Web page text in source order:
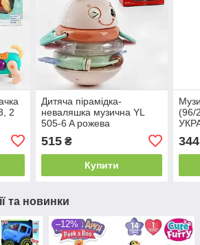
2
Дитяча пірамідка-
неваляшка музична YL
505-6 A рожева
515₴
Купити
(96/
344
та новинки
–12%